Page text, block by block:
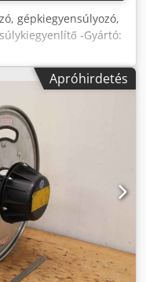
gépkiegyensúlyozó,
-Gyártó:
-Teherbírás: 1-3 kg
2x rugókiegyenlítő
200/135 mm -Város
Apróhirdetés